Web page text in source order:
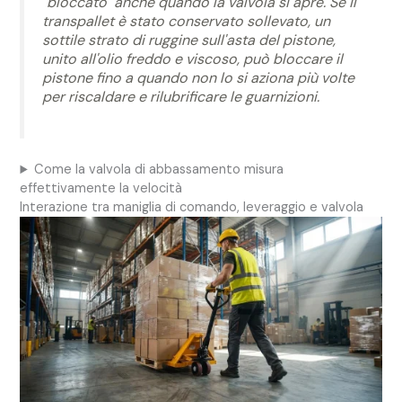
transpallet è stato conservato sollevato, un
sottile strato di ruggine sull'asta del pistone,
unito all'olio freddo e viscoso, può bloccare il
pistone fino a quando non lo si aziona più volte
per riscaldare e rilubrificare le guarnizioni.
Come la valvola di abbassamento misura
effettivamente la velocità
Interazione tra maniglia di comando, leveraggio e valvola